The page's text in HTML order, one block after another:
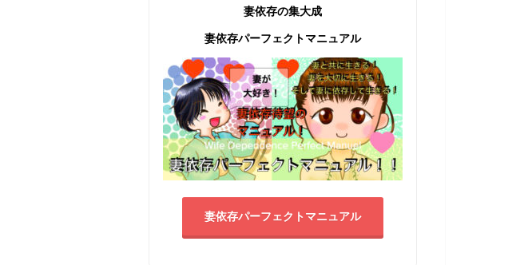
妻依存の集大成
妻依存パーフェクトマニュアル
妻依存パーフェクトマニュアル